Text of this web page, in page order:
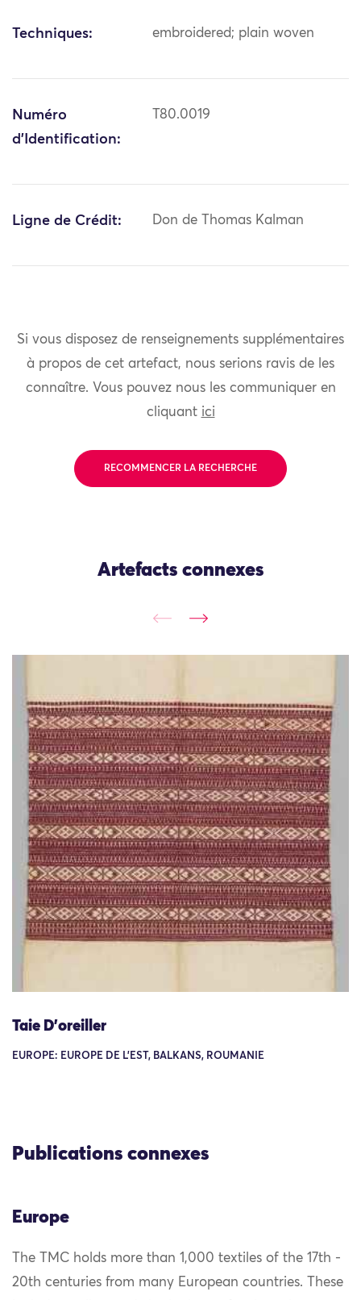
Techniques: embroidered; plain woven
Numéro
d'Identification:
T80.0019
Ligne de Crédit: Don de Thomas Kalman
Si vous disposez de renseignements supplémentaires
à propos de cet artefact, nous serions ravis de les
connaître. Vous pouvez nous les communiquer en
cliquant ici
RECOMMENCER LA RECHERCHE
Artefacts connexes
Taie D’oreiller
EUROPE: EUROPE DE L'EST, BALKANS, ROUMANIE
Publications connexes
Europe
The TMC holds more than 1,000 textiles of the 17th -
20th centuries from many European countries. These